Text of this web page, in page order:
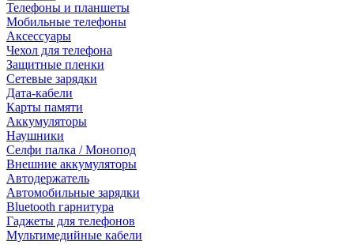
Телефоны и планшеты
Мобильные телефоны
Аксессуары
Чехол для телефона
Защитные пленки
Сетевые зарядки
Дата-кабели
Карты памяти
Аккумуляторы
Наушники
Селфи палка / Монопод
Внешние аккумуляторы
Автодержатель
Автомобильные зарядки
Bluetooth гарнитура
Гаджеты для телефонов
Мультимедийные кабели